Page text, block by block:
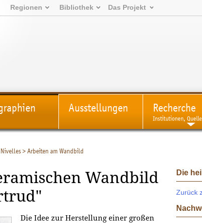
Regionen Bibliothek Das Projekt
Ausstellungen Recherche
Institutionen,
>Arbeiten am Wandbild
Wandbild
Die Idee zur Herstellung einer großen
Die
Zurück